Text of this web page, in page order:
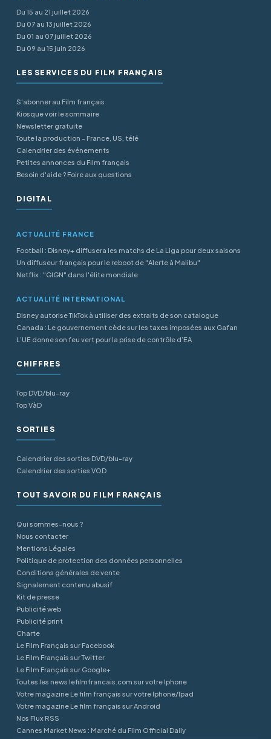
Du 15 au 21 juillet 2026
Du 07 au 13 juillet 2026
Du 01 au 07 juillet 2026
Du 09 au 15 juin 2026
LES SERVICES DU FILM FRANÇAIS
S'abonner au Film français
Kiosque voir le sommaire
Newsletter gratuite
Toute la production - France, US, télé
Calendrier des événements
Petites annonces du Film français
Besoin d'aide ? Foire aux questions
DIGITAL
ACTUALITÉ FRANCE
Football : Disney+ diffusera les matchs de La Liga pour deux saisons
Un diffuseur français pour le reboot de "Alerte à Malibu"
Netflix : "GIGN" dans l'élite mondiale
ACTUALITÉ INTERNATIONAL
Disney autorise TikTok à utiliser des extraits de son catalogue
Canada : Le gouvernement cède sur les taxes imposées aux Gafan
L’UE donne son feu vert pour la prise de contrôle d’EA
CHIFFRES
Top DVD/blu-ray
Top VàD
SORTIES
Calendrier des sorties DVD/blu-ray
Calendrier des sorties VOD
TOUT SAVOIR DU FILM FRANÇAIS
Qui sommes-nous ?
Nous contacter
Mentions Légales
Politique de protection des données personnelles
Conditions générales de vente
Signalement contenu abusif
Kit de presse
Publicité web
Publicité print
Charte
Le Film Français sur Facebook
Le Film Français sur Twitter
Le Film Français sur Google+
Toutes les news lefilmfrancais.com sur votre Iphone
Votre magazine Le film français sur votre Iphone/Ipad
Votre magazine Le film français sur Android
Nos Flux RSS
Cannes Market News : Marché du Film Official Daily